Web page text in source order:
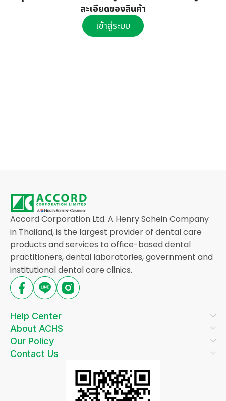
ละเอียดของสินค้า
เข้าสู่ระบบ
Accord Corporation Ltd. A Henry Schein Company
in Thailand, is the largest provider of dental care
products and services to office-based dental
practitioners, dental laboratories, government and
institutional dental care clinics.
Help Center
About ACHS
Our Policy
Contact Us